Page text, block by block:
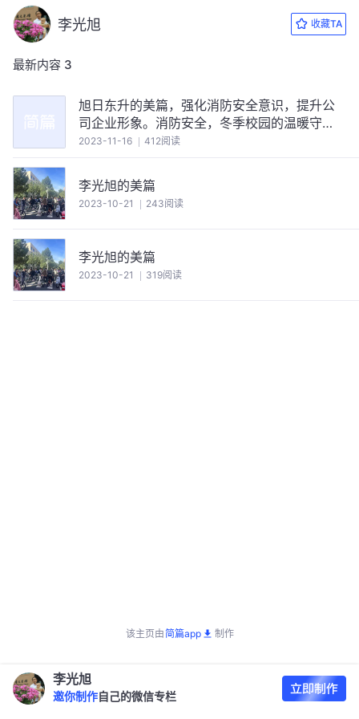
李光旭 收藏TA
最新内容 3
旭日东升的美篇，强化消防安全意识，提升公
司企业形象。消防安全，冬季校园的温暖守
护。
2023-11-16 412阅读
李光旭的美篇
2023-10-21 243阅读
李光旭的美篇
2023-10-21 319阅读
该主页由简篇app 制作
李光旭
邀你制作 自己的微信专栏